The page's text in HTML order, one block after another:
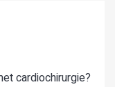
cardiochirurgie?